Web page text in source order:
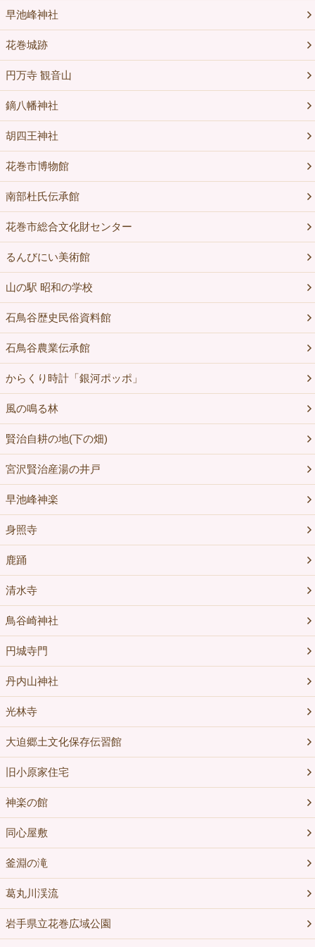
早池峰神社
花巻城跡
円万寺 観音山
鏑八幡神社
胡四王神社
花巻市博物館
南部杜氏伝承館
花巻市総合文化財センター
るんびにい美術館
山の駅 昭和の学校
石鳥谷歴史民俗資料館
石鳥谷農業伝承館
からくり時計「銀河ポッポ」
風の鳴る林
賢治自耕の地(下の畑)
宮沢賢治産湯の井戸
早池峰神楽
身照寺
鹿踊
清水寺
鳥谷崎神社
円城寺門
丹内山神社
光林寺
大迫郷土文化保存伝習館
旧小原家住宅
神楽の館
同心屋敷
釜淵の滝
葛丸川渓流
岩手県立花巻広域公園